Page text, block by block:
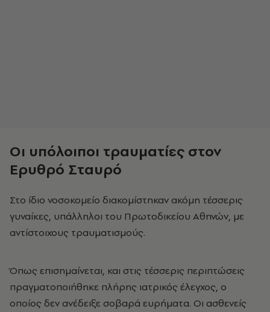
Οι υπόλοιποι τραυματίες στον
Ερυθρό Σταυρό
Στο ίδιο νοσοκομείο διακομίστηκαν ακόμη τέσσερις
γυναίκες, υπάλληλοι του Πρωτοδικείου Αθηνών, με
αντίστοιχους τραυματισμούς.
Όπως επισημαίνεται, και στις τέσσερις περιπτώσεις
πραγματοποιήθηκε πλήρης ιατρικός έλεγχος, ο
οποίος δεν ανέδειξε σοβαρά ευρήματα. Οι ασθενείς